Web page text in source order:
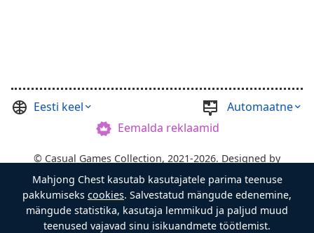
Eesti keel
Automaatne
Eemalda reklaamid
© Casual Games Collection, 2021-2026. Designed by
FINAL LEVEL.
Tingimused
Privaatsus Aardekasti Isand
Mahjong Chest kasutab kasutajatele parima teenuse
pakkumiseks cookies. Salvestatud mängude edenemine,
mängude statistika, kasutaja lemmikud ja paljud muud
teenused vajavad sinu isikuandmete töötlemist.